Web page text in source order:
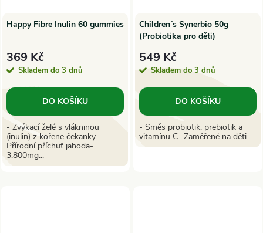
Happy Fibre Inulin 60 gummies
369 Kč
Skladem do 3 dnů
DO KOŠÍKU
- Žvýkací želé s vlákninou
(inulin) z kořene čekanky -
Přírodní příchuť jahoda-
3.800mg...
Children´s Synerbio 50g
(Probiotika pro děti)
549 Kč
Skladem do 3 dnů
DO KOŠÍKU
- Směs probiotik, prebiotik a
vitamínu C- Zaměřené na děti